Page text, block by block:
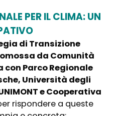
PER IL CLIMA: UN
di Transizione
da Comunità
con Parco Regionale
Università degli
e Cooperativa
rispondere a queste